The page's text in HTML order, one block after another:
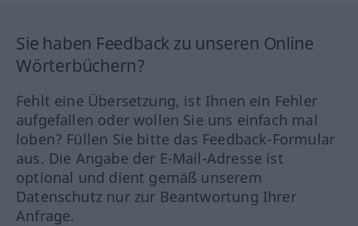
Sie haben Feedback zu unseren Online
Wörterbüchern?
Fehlt eine Übersetzung, ist Ihnen ein Fehler
aufgefallen oder wollen Sie uns einfach mal
loben? Füllen Sie bitte das Feedback-Formular
aus. Die Angabe der E-Mail-Adresse ist
optional und dient gemäß unserem
Datenschutz nur zur Beantwortung Ihrer
Anfrage.